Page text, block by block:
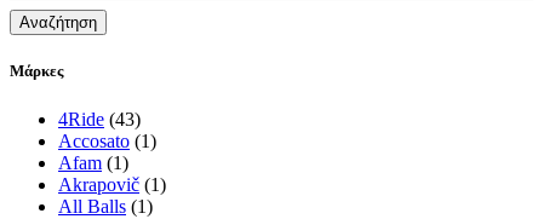
Αναζήτηση
Μάρκες
4Ride (43)
Accosato (1)
Afam (1)
Akrapovič (1)
All Balls (1)